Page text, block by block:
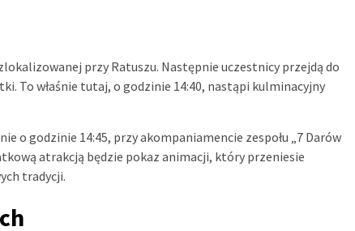
przy Ratuszu. Następnie uczestnicy przejdą do
To właśnie tutaj, o godzinie 14:40, nastąpi kulminacyjny
o godzinie 14:45, przy akompaniamencie zespołu „7 Darów
atrakcją będzie pokaz animacji, który przeniesie
tradycji.